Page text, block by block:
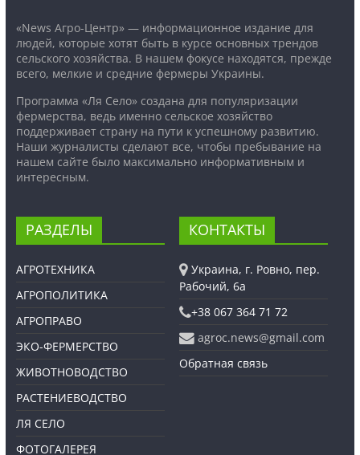
«News Агро-Центр» — информационное издание для
людей, которые хотят быть в курсе основных трендов
сельского хозяйства. В нашем фокусе находятся, прежде
всего, мелкие и средние фермеры Украины.
Программа «Ля Село» создана для популяризации
фермерства, ведь именно сельское хозяйство
поддерживает страну на пути к успешному развитию.
Наши журналисты сделают все, чтобы пребывание на
нашем сайте было максимально информативным и
интересным.
РАЗДЕЛЫ
АГРОТЕХНИКА
АГРОПОЛИТИКА
АГРОПРАВО
ЭКО-ФЕРМЕРСТВО
ЖИВОТНОВОДСТВО
РАСТЕНИЕВОДСТВО
ЛЯ СЕЛО
ФОТОГАЛЕРЕЯ
КОНТАКТЫ
Украина, г. Ровно, пер.
Рабочий, 6а
+38 067 364 71 72
agroc.news@gmail.com
Обратная связь